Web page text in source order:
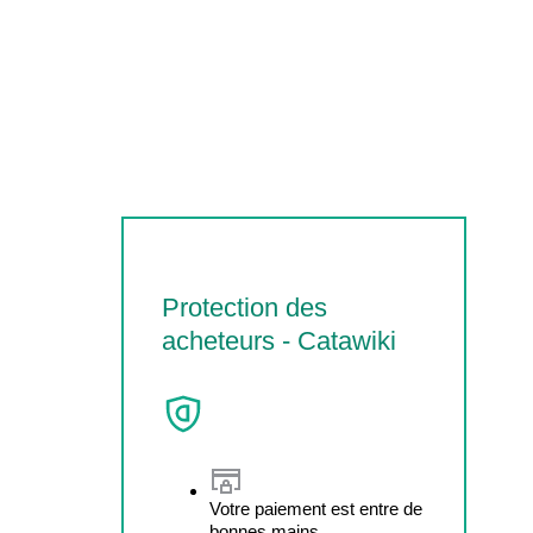
Protection des
acheteurs - Catawiki
Votre paiement est entre de